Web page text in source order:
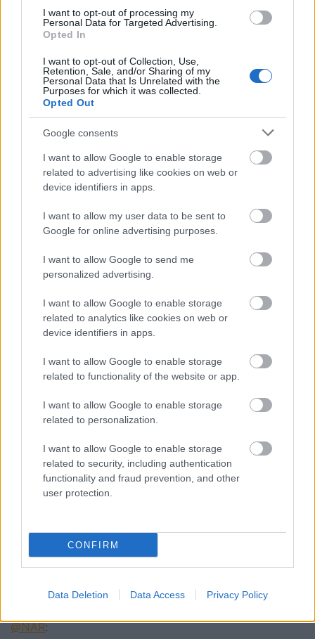
I want to opt-out of processing my
Personal Data for Targeted Advertising.
Opted In
I want to opt-out of Collection, Use,
Retention, Sale, and/or Sharing of my
Personal Data that Is Unrelated with the
Purposes for which it was collected.
Opted Out
Google consents
I want to allow Google to enable storage
related to advertising like cookies on web or
device identifiers in apps.
I want to allow my user data to be sent to
Google for online advertising purposes.
I want to allow Google to send me
personalized advertising.
I want to allow Google to enable storage
related to analytics like cookies on web or
device identifiers in apps.
I want to allow Google to enable storage
related to functionality of the website or app.
I want to allow Google to enable storage
related to personalization.
I want to allow Google to enable storage
related to security, including authentication
functionality and fraud prevention, and other
user protection.
CONFIRM
Data Deletion Data Access Privacy Policy
VAGY
Rocko-
5 éve
"olyan öreg vagyok, hogy már rajta vagyok a
Fortepanon!" :D
NAR
Furcsa belegondolni, hogy a 80-as években
rendszeresen lehetett korcsolyapályát kialakítani
iskolaudvaron (nálunk is volt). Nálunk még csak nem
is árnyékos részen volt a pálya. Az idei télen volt
talán 3-4 nap, amikor nem olvadt volna el azonnal...
Hamster
5 éve
@Rocko-: A Fortepan 1990-ig tart emlékeim szerint,
Rocko-
@Hamster: :)
Adani
@NAR: